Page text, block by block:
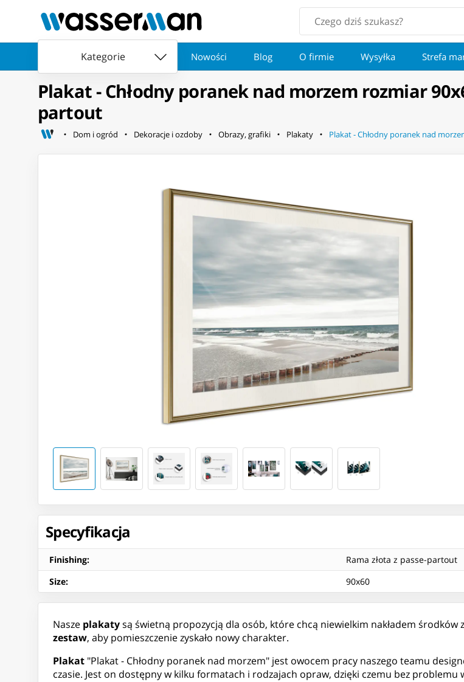
Kategorie Nowości Blog O firmie Wysyłka Strefa
Plakat - Chłodny poranek nad morzem rozmiar
partout
Dom i ogród Dekoracje i ozdoby Obrazy, grafiki Plakaty Plakat - Chłodny poranek nad
Specyfikacja
Finishing:
Rama złota z passe-partout
Size: 90x60
Nasze plakatysą świetną propozycją dla osób, które chcą niewielkim nakładem
zestaw, aby pomieszczenie zyskało nowy charakter.
Plakat "Plakat - Chłodny poranek nad morzem" jest owocem pracy naszego teamu
czasie. Jest on dostępny w kilku formatach i rodzajach opraw, dzięki czemu bez